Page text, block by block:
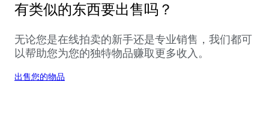
有类似的东西要出售吗？
无论您是在线拍卖的新手还是专业销售，我们都可
以帮助您为您的独特物品赚取更多收入。
出售您的物品